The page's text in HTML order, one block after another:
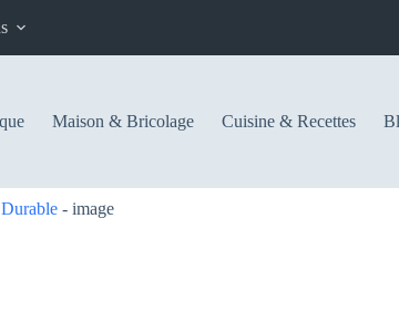
Maison & Bricolage Cuisine & Recettes
- image